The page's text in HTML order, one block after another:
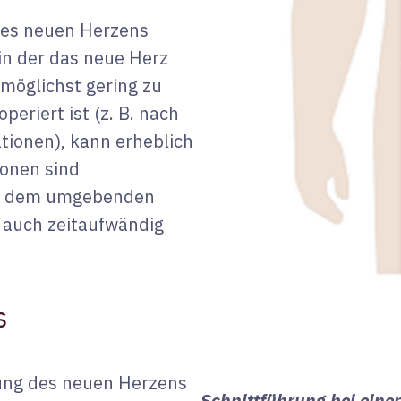
neuen Herzens
der das neue Herz
gering zu
ist (z. B. nach
kann erheblich
sind
umgebenden
zeitaufwändig
des neuen Herzens